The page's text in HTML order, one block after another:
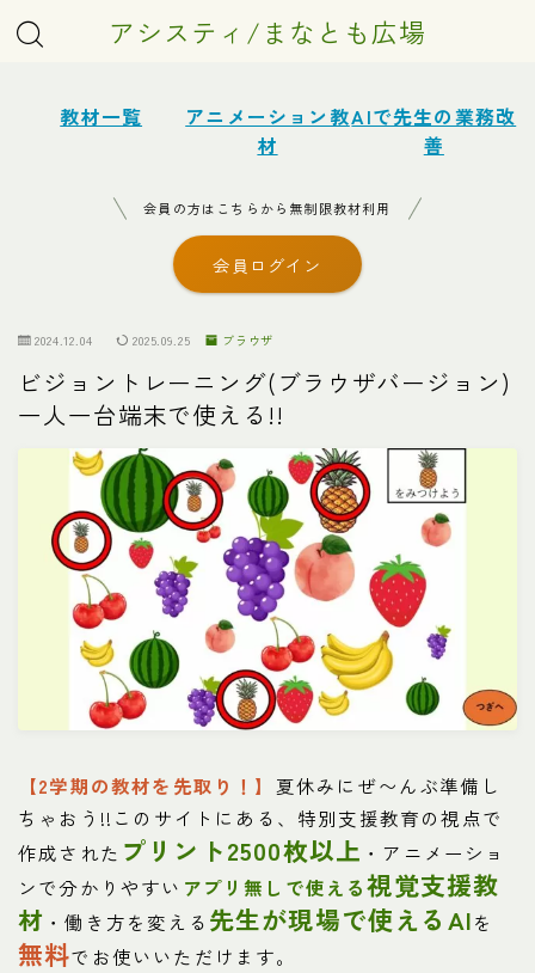
アシスティ/まなとも広場
教材一覧
アニメーション教
材
AIで先生の業務改
善
会員の方はこちらから無制限教材利用
会員ログイン
2024.12.04 2025.09.25 ブラウザ
ビジョントレーニング(ブラウザバージョン)
一人一台端末で使える!!
【2学期の教材を先取り！】 夏休みにぜ〜んぶ準備し
ちゃおう!!このサイトにある、特別支援教育の視点で
作成された プリント2500枚以上 ・アニメーショ
ンで分かりやすい アプリ無しで使える視覚支援教
材 ・働き方を変える 先生が現場で使えるAIを
無料でお使いいただけます。